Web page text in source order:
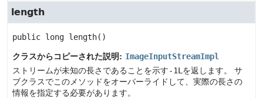
length
public long length()
クラスからコピーされた説明: ImageInputStreamImpl
ストリームが未知の長さであることを示す-1L を返します。
サ
ブクラスでこのメソッドをオーバーライドして、実際の長さの
情報を指定する必要があります。